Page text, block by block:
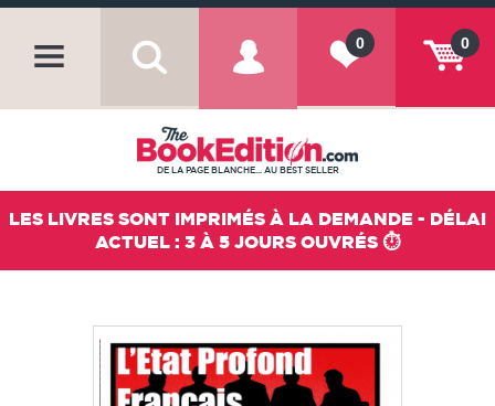
0
0
DE LA PAGE BLANCHE... AU BEST SELLER
LES LIVRES SONT IMPRIMÉS À LA DEMANDE - DÉLAI
ACTUEL : 3 À 5 JOURS OUVRÉS ⏱️